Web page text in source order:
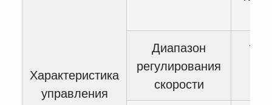
Характеристика
управления
Диапазон
регулирования
скорости